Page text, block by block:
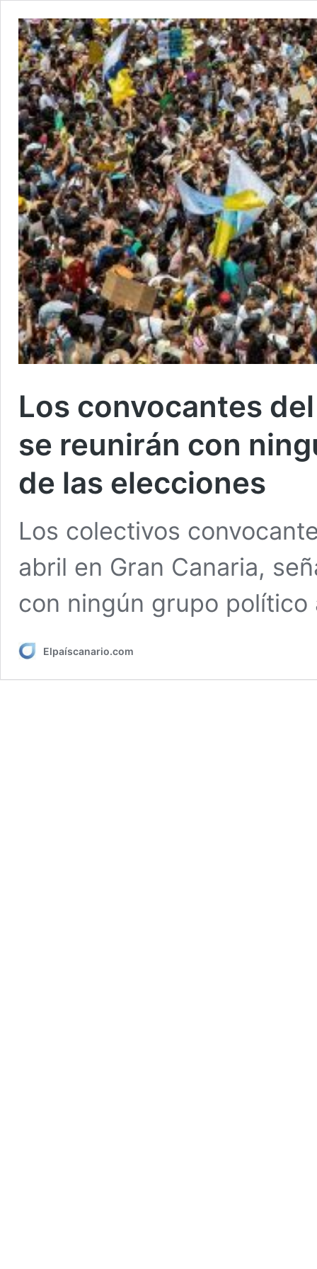
Los convocantes
se reunirán con
de las elecciones
Los colectivos
abril en Gran Canaria,
con ningún grupo
Elpaíscanario.com